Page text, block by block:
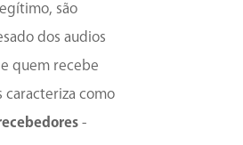
são
dos audios
quem recebe
como
-